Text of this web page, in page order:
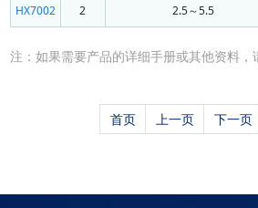
HX7002 2 2.5～5.5
注：如果需要产品的详细手册或其他资料，
首页 上一页 下一页